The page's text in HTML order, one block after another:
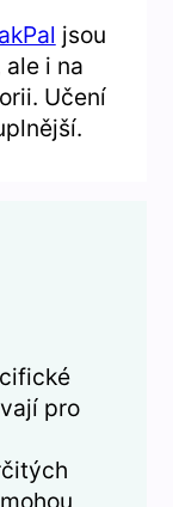
jsou
i na
Učení
pro